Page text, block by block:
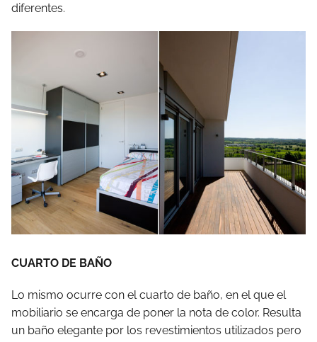
diferentes.
CUARTO DE BAÑO
Lo mismo ocurre con el cuarto de baño, en el que el
mobiliario se encarga de poner la nota de color. Resulta
un baño elegante por los revestimientos utilizados pero